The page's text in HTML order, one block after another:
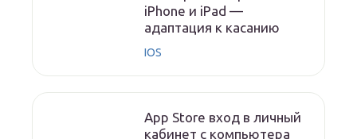
iPhone и iPad —
адаптация к касанию
IOS
App Store вход в личный
кабинет с компьютера